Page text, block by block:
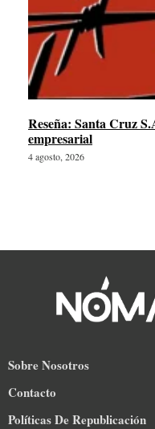
Reseña: Santa Cruz
empresarial
4 agosto, 2026
Sobre Nosotros
Contacto
Políticas De Republicación